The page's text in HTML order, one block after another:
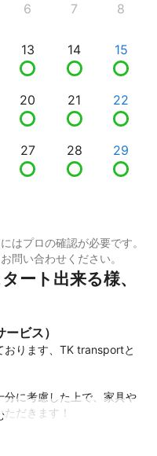
6 7 8
13 14 15
20 21 22
27 28 29
はプロの確認が必要です。
問い合わせください。
ート出来る様、
ビス）
おります、TK transportと
に考慮した上で、家具や
だきます！
富なスタッフが丁寧に梱